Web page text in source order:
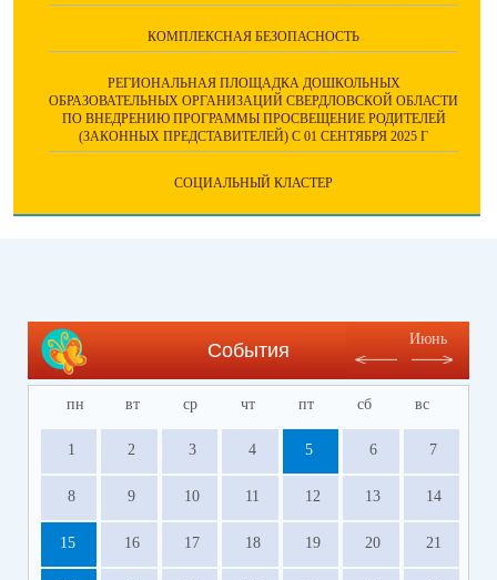
КОМПЛЕКСНАЯ БЕЗОПАСНОСТЬ
РЕГИОНАЛЬНАЯ ПЛОЩАДКА ДОШКОЛЬНЫХ
ОБРАЗОВАТЕЛЬНЫХ ОРГАНИЗАЦИЙ СВЕРДЛОВСКОЙ ОБЛАСТИ
ПО ВНЕДРЕНИЮ ПРОГРАММЫ ПРОСВЕЩЕНИЕ РОДИТЕЛЕЙ
(ЗАКОННЫХ ПРЕДСТАВИТЕЛЕЙ) С 01 СЕНТЯБРЯ 2025 Г
СОЦИАЛЬНЫЙ КЛАСТЕР
События
Июнь
пн вт ср чт пт сб вс
1 2 3 4 5 6 7
8 9 10 11 12 13 14
15 16 17 18 19 20 21